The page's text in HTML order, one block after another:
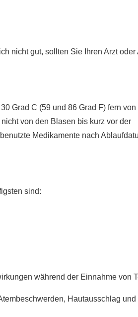
nicht gut, sollten Sie Ihren Arzt oder
Grad C (59 und 86 Grad F) fern von
von den Blasen bis kurz vor der
Medikamente nach
sind:
während der Einnahme von
Hautausschlag und